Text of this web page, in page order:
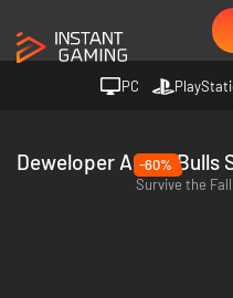
PC
Deweloper Angry Bulls
-60%